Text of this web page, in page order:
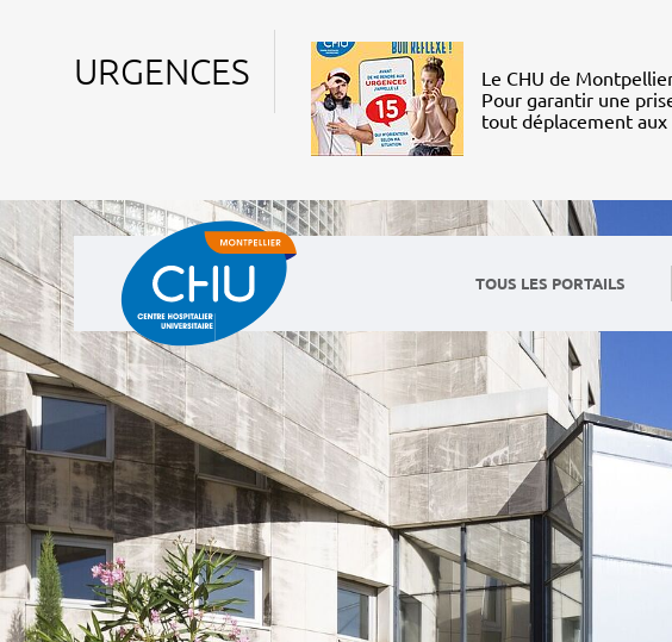
URGENCES
Le CHU de
Pour garantir une
tout déplacement aux
TOUS LES PORTAILS